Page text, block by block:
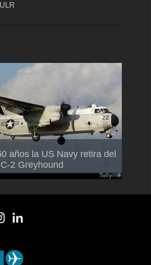
años la US Navy retira del
2 Greyhound